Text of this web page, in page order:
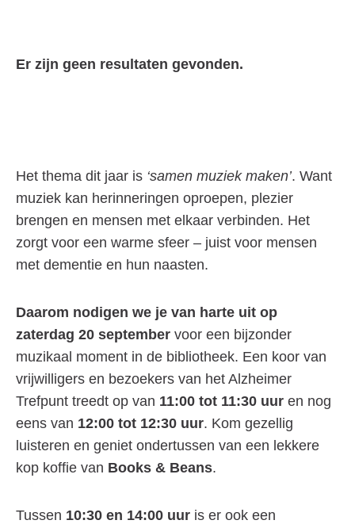
Er zijn geen resultaten gevonden.
Het thema dit jaar is ‘samen muziek maken’. Want
muziek kan herinneringen oproepen, plezier
brengen en mensen met elkaar verbinden. Het
zorgt voor een warme sfeer – juist voor mensen
met dementie en hun naasten.
Daarom nodigen we je van harte uit op
zaterdag 20 september voor een bijzonder
muzikaal moment in de bibliotheek. Een koor van
vrijwilligers en bezoekers van het Alzheimer
Trefpunt treedt op van 11:00 tot 11:30 uur en nog
eens van 12:00 tot 12:30 uur. Kom gezellig
luisteren en geniet ondertussen van een lekkere
kop koffie van Books & Beans.
Tussen 10:30 en 14:00 uur is er ook een